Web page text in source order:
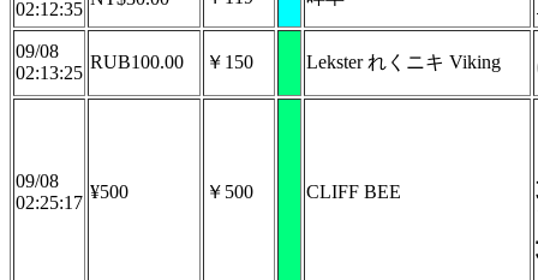
02:12:35
09/08
02:13:25
RUB100.00 ￥150 Lekster れくニキ Viking
09/08
02:25:17
¥500 ￥500 CLIFF BEE